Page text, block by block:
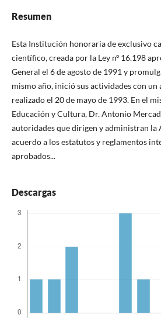
Resumen
Esta Institución honoraria de exclusivo
científico, creada por la Ley nº 16.198
General el 6 de agosto de 1991 y
mismo año, inició sus actividades con un
realizado el 20 de mayo de 1993. En el
Educación y Cultura, Dr. Antonio
autoridades que dirigen y administran la
acuerdo a los estatutos y reglamentos
aprobados...
Descargas